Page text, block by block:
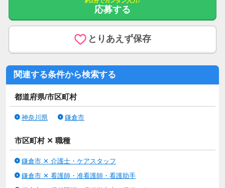
応募する
とりあえず保存
関連する条件から検索する
都道府県/市区町村
神奈川県 鎌倉市
市区町村 ✕ 職種
鎌倉市 ✕ 介護士・ケアスタッフ
鎌倉市 ✕ 看護師・准看護師・看護助手